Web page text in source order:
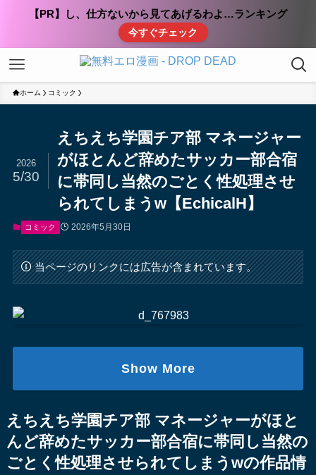
【PR】し、仕方ないから見てあげるわよ…ランキング
今すぐチェック
ホーム コミック
えちえち学園チア部 マネージャー
がほとんど辞めたサッカー部合宿
に帯同し当然のごとく性処理させ
られてしまうw【EchicalH】
2026
5/30
コミック 2026年5月30日
当ページのリンクには広告が含まれています。
Show More
えちえち学園チア部 マネージャーがほと
んど辞めたサッカー部合宿に帯同し当然の
ごとく性処理させられてしまうwの作品情